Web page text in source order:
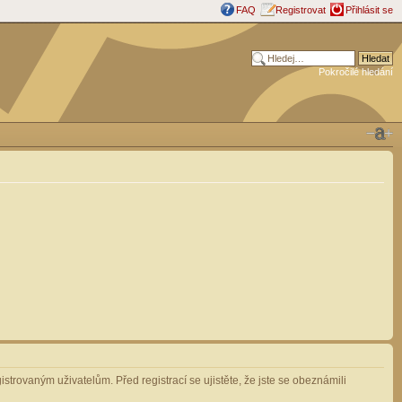
FAQ Registrovat Přihlásit se
Pokročilé hledání
uživatelům. Před registrací se ujistěte, že jste se obeznámili